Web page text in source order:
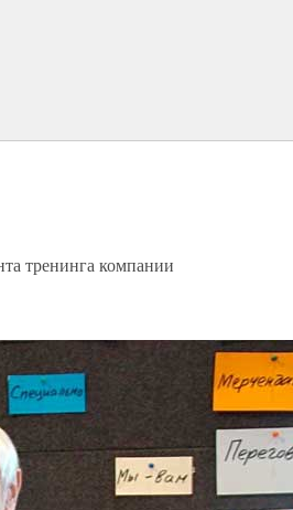
тренинга компании